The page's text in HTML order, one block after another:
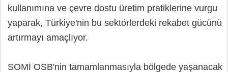
kullanımına ve çevre dostu üretim pratiklerine vurgu
yaparak, Türkiye'nin bu sektörlerdeki rekabet gücünü
artırmayı amaçlıyor.
SOMİ OSB'nin tamamlanmasıyla bölgede yaşanacak